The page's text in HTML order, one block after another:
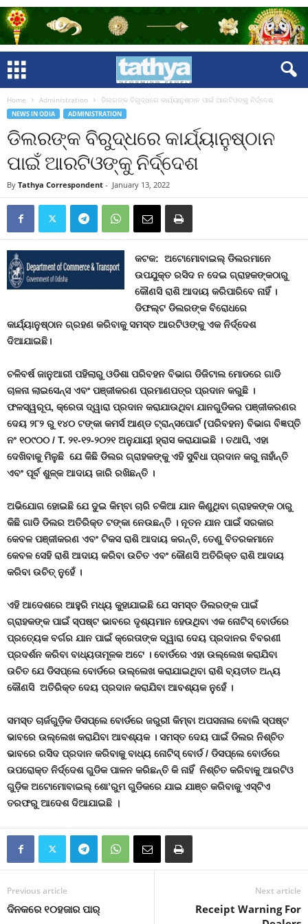
Home Administration ଡିଲରଙ୍କ ବିରୁଦ୍ଧରେ କାର୍ଯ୍ୟାନୁଷ୍ଠାନ ପାଇଁ ଆରଟିଓଙ୍କୁ ନିର୍ଦ୍ଦେଶ
NEWS IN ODIA ADMINISTRATION
ଡିଲରଙ୍କ ବିରୁଦ୍ଧରେ କାର୍ଯ୍ୟାନୁଷ୍ଠାନ
ପାଇଁ ଆରଟିଓଙ୍କୁ ନିର୍ଦ୍ଦେଶ
By Tathya Correspondent - January 13, 2022
କଟକ: ଅଟୋମୋବାଇଲ୍ ଡିଲରମାନେ
ଉପଯୁକ୍ତ ରସିଦ ନ ଦେଇ ଗ୍ରାହକଙ୍କଠାରୁ
କୌଣସି ରାଶି ଆଦାୟ କରିପାରିବେ ନାହିଁ ।
ଡିଫଲ୍ଟ ଡିଲରଙ୍କ ବିରୋଧରେ
କାର୍ଯ୍ୟାନୁଷ୍ଠାନ ଗ୍ରହଣ କରିବାକୁ ସମସ୍ତ ଆରଟିଓଙ୍କୁ ଏକ ନିର୍ଦ୍ଦେଶ
ଦିଆଯାଇଛି।
ଚଳିବର୍ଷ ଜାନୁଆରୀ ପହିଲାରୁ ଓଡିଶା ପରିବହନ ବିଭାଗ ଡିଜିଟାଲ ମୋଡରେ ଗାଡି
ଚାଳନା ଲାଇସେନ୍ସ ଏବଂ ପଞ୍ଜୀକରଣ ପ୍ରମାଣପତ୍ର ପ୍ରଦାନ କରୁଛି ।
ଫଳସ୍ୱରୂପ, କ୍ରେତା ଦ୍ୱାରା ପ୍ରଦାନ କରାଯାଉଥିବା ଯାନଗୁଡିକର ପଞ୍ଜୀକରଣର
ଦେୟ ୨୮୨ ରୁ ୧୪୦ ଟଙ୍କା କମର୍ସ ଆଣ୍ଡ ଟ୍ରାନ୍ସପୋର୍ଟ (ପରିବହନ) ବିଭାଗ ବିଜ୍ଞପ୍ତି
ନଂ ୧୦୯୦୦ / T. ୨୧-୧୨-୨୦୨୧ ଅନୁଯାୟୀ ହ୍ରାସ କରାଯାଇଛି । ତଥାପି, ଏହା
ଦେଖିବାକୁ ମିଳୁଛି ଯେ କିଛି ଡିଲର ଗ୍ରାହକଙ୍କୁ ଏହି ସୁବିଧା ପ୍ରଦାନ କରୁ ନାହାଁନ୍ତି
ଏବଂ ପୂର୍ବ ଶୁଳ୍କ ଆଦାୟ ଜାରି ରଖିଛନ୍ତି ।
ଅଭିଯୋଗ ହୋଇଛି ଯେ ଦୁଇ କିମ୍ବା ଚାରି ଚକିଆ ଯାନ କିଣୁଥିବା ଗ୍ରାହକଙ୍କ ଠାରୁ
କିଛି ଗାଡି ଡିଲର ଅତିରିକ୍ତ ଟଙ୍କା ନେଉଛନ୍ତି । ନୂତନ ଯାନ ପାଇଁ ସରକାର
କେବଳ ପଞ୍ଜୀକରଣ ଏବଂ ଟିକସ ରାଶି ଆଦାୟ କରନ୍ତି, ତେଣୁ ବିତରକମାନେ
କେବଳ ସେହି ରାଶି ଆଦାୟ କରିବା ଉଚିତ ଏବଂ କୌଣସି ଅତିରିକ୍ତ ରାଶି ଆଦାୟ
କରିବା ଉଚିତ୍ ନୁହେଁ ।
ଏହି ଆଦେଶରେ ଆହୁରି ମଧ୍ୟ କୁହାଯାଇଛି ଯେ ସମସ୍ତ ଡିଲରଙ୍କ ପାଇଁ
ଗ୍ରାହକଙ୍କ ପାଇଁ ସ୍ପଷ୍ଟ ଭାବରେ ଦୃଶ୍ୟମାନ ହେଉଥିବା ଏକ ନୋଟିସ୍ ବୋର୍ଡରେ
ପ୍ରତ୍ୟେକ ବର୍ଗର ଯାନ ପାଇଁ କ୍ରେତାଙ୍କ ଦ୍ୱାରା ଦେୟ ପ୍ରଦାନର ବିବରଣୀ
ପ୍ରଦର୍ଶନ କରିବା ବାଧ୍ୟତାମୂଳକ ଅଟେ । ବୋର୍ଡରେ ଏହା ଉଲ୍ଲେଖ କରାଯିବା
ଉଚିତ ଯେ ଡିସପ୍ଲେ ବୋର୍ଡରେ ଉଲ୍ଲେଖ କରାଯାଇଥିବା ରାଶି ବ୍ୟତୀତ ଅନ୍ୟ
କୌଣସି ଅତିରିକ୍ତ ଦେୟ ପ୍ରଦାନ କରାଯିବା ଆବଶ୍ୟକ ନୁହେଁ ।
ସମସ୍ତ ଚାର୍ଜଗୁଡ଼ିକ ଡିସପ୍ଲେ ବୋର୍ଡରେ ଜରୁରୀ କିମ୍ବା ଅପସନାଲ ବୋଲି ସ୍ପଷ୍ଟ
ଭାବରେ ଉଲ୍ଲେଖ କରାଯିବା ଆବଶ୍ୟକ । ସମସ୍ତ ଦେୟ ପାଇଁ ଡିଲର ନିଶ୍ଚିତ
ଭାବରେ ରସିଦ ପ୍ରଦାନ କରିବାକୁ ବାଧ୍ୟ ନୋଟିସ୍ ବୋର୍ଡ / ଡିସପ୍ଲେ ବୋର୍ଡରେ
ଉପରୋକ୍ତ ନିର୍ଦ୍ଦେଶ ଗୁଡିକ ପାଳନ କରିଛନ୍ତି କି ନାହିଁ ନିଶ୍ଚିତ କରିବାକୁ ଆରଟିଓ
ଗୁଡ଼ିକ ଅଟୋମୋବାଇଲ୍ ଶୋ’ରୁମ ଗୁଡିକରେ ଯାଇ ଯାଞ୍ଚ କରିବାକୁ ଏସ୍‍ଟିଏ
ତରଫରୁ ଆଦେଶ ଦିଆଯାଇଛି ।
Previous article
ଦିନକରେ ୧୦ହଜାର ପାର୍‍
Next article
Receipt Warning For